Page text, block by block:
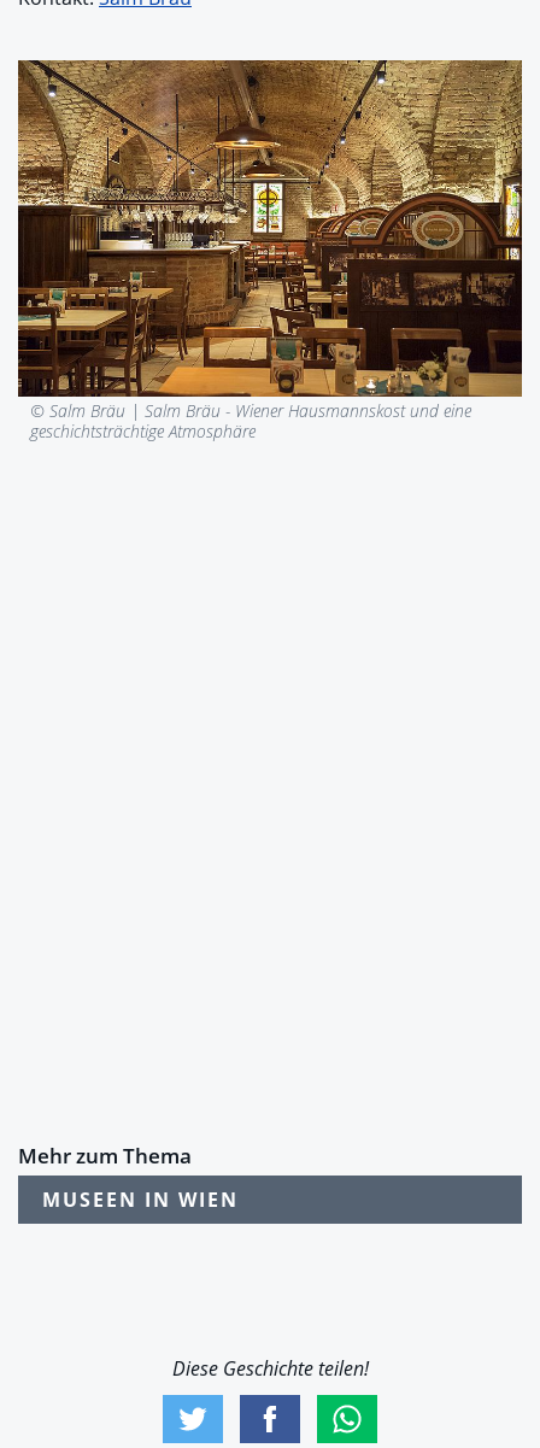
© Salm Bräu | Salm Bräu - Wiener Hausmannskost und eine
geschichtsträchtige Atmosphäre
Mehr zum Thema
MUSEEN IN WIEN
Diese Geschichte teilen!